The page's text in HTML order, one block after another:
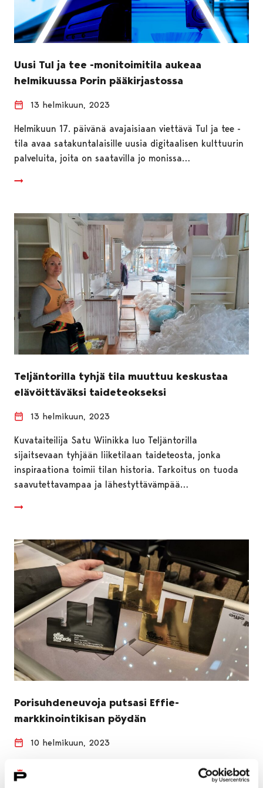
Uusi Tul ja tee -monitoimitila aukeaa
helmikuussa Porin pääkirjastossa
13 helmikuun, 2023
Helmikuun 17. päivänä avajaisiaan viettävä Tul ja tee -
tila avaa satakuntalaisille uusia digitaalisen kulttuurin
palveluita, joita on saatavilla jo monissa…
Teljäntorilla tyhjä tila muuttuu keskustaa
elävöittäväksi taideteokseksi
13 helmikuun, 2023
Kuvataiteilija Satu Wiinikka luo Teljäntorilla
sijaitsevaan tyhjään liiketilaan taideteosta, jonka
inspiraationa toimii tilan historia. Tarkoitus on tuoda
saavutettavampaa ja lähestyttävämpää…
Porisuhdeneuvoja putsasi Effie-
markkinointikisan pöydän
10 helmikuun, 2023
Pori teki kuntamarkkinoinnin saralla jotain, johon
mikään muu kunta ei ole aiemmin yltänyt. Porisuhde-